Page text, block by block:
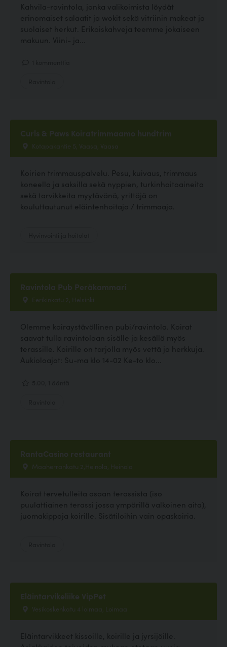
Kahvila-ravintola, jonka valikoimista löydät
erinomaiset salaatit ja wokit sekä vitriinin makeat ja
suolaiset herkut. Erikoiskahveja teemme jokaiseen
makuun. Viini- ja...
Curls & Paws Koiratrimmaamo hundtrim
Kotapakantie 5, Vaasa, Vaasa
Koirien trimmauspalvelu. Pesu, kuivaus, trimmaus
koneella ja saksilla sekä nyppien, turkinhoitoaineita
sekä tarvikkeita myytävänä, yrittäjä on
kouluttautunut eläintenhoitaja / trimmaaja.
Ravintola Pub Peräkammari
Eerikinkatu 2, Helsinki
Olemme koiraystävällinen pubi/ravintola. Koirat
saavat tulla ravintolaan sisälle ja kesällä myös
terassille. Koirille on tarjolla myös vettä ja herkkuja.
Aukioloajat: Su-ma klo 14-02 Ke-to klo...
RantaCasino restaurant
Maaherrankatu 2,Heinola, Heinola
Koirat tervetulleita osaan terassista (iso
puulattiainen terassi jossa ympärillä valkoinen aita),
juomakippoja koirille. Sisätiloihin vain opaskoiria.
Eläintarvikeliike VipPet
Vesikoskenkatu 4 loimaa, Loimaa
Eläintarvikkeet kissoille, koirille ja jyrsijöille.